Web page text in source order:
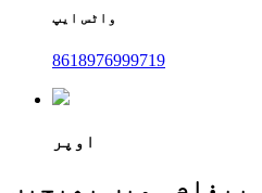
واٹس ایپ
8618976999719
اوپر